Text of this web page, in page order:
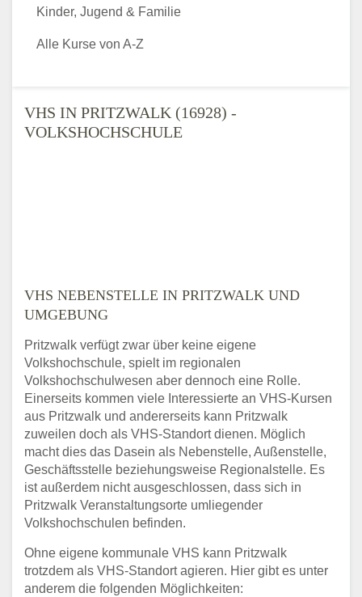
VHS IN PRITZWALK (16928) -
VOLKSHOCHSCHULE
VHS NEBENSTELLE IN PRITZWALK UND
UMGEBUNG
Pritzwalk verfügt zwar über keine eigene
Volkshochschule, spielt im regionalen
Volkshochschulwesen aber dennoch eine Rolle.
Einerseits kommen viele Interessierte an VHS-Kursen
aus Pritzwalk und andererseits kann Pritzwalk
zuweilen doch als VHS-Standort dienen. Möglich
macht dies das Dasein als Nebenstelle, Außenstelle,
Geschäftsstelle beziehungsweise Regionalstelle. Es
ist außerdem nicht ausgeschlossen, dass sich in
Pritzwalk Veranstaltungsorte umliegender
Volkshochschulen befinden.
Ohne eigene kommunale VHS kann Pritzwalk
trotzdem als VHS-Standort agieren. Hier gibt es unter
anderem die folgenden Möglichkeiten:
Kinder, Jugend & Familie
Alle Kurse von A-Z